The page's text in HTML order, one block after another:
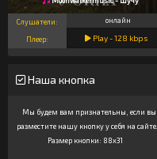
Слушатели: онлайн
Плеер: Play -128 kbps
Наша кнопка
Мы будем вам признательны, если вы
разместите нашу кнопку у себя на сайте.
Размер кнопки: 88x31